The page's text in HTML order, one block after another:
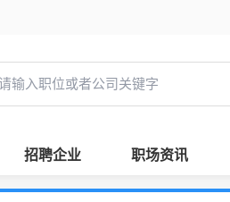
招聘企业 职场资讯